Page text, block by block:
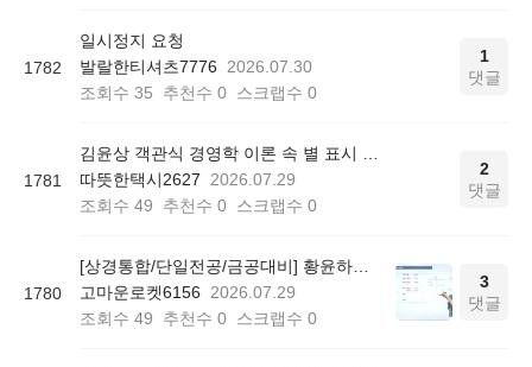
1782
일시정지 요청
발랄한티셔츠7776
2026.07.30
조회수 35 추천수 0 스크랩수 0
1
댓글
1781
따뜻한택시2627
2026.07.29
조회수 49 추천수 0 스크랩수 0
2
댓글
1780
고마운로켓6156
2026.07.29
조회수 49 추천수 0 스크랩수 0
3
댓글